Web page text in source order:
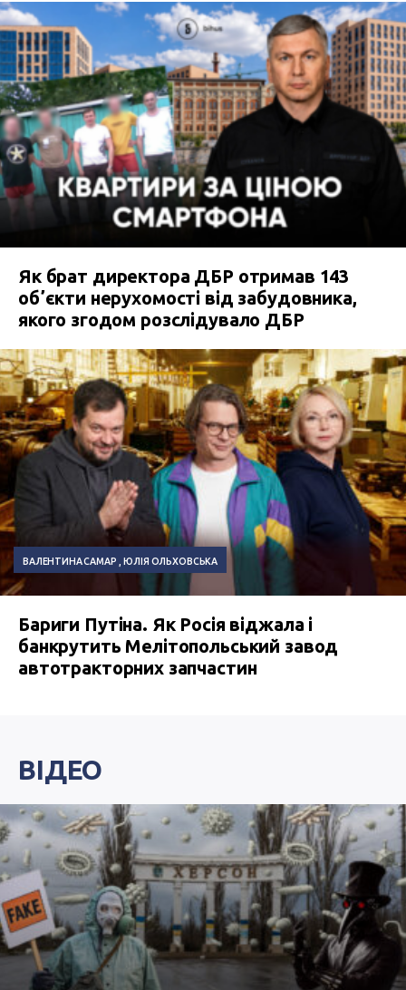
Як брат директора ДБР отримав 143
обʼєкти нерухомості від забудовника,
якого згодом розслідувало ДБР
ВАЛЕНТИНА САМАР ЮЛІЯ ОЛЬХОВСЬКА
Бариги Путіна. Як Росія віджала і
банкрутить Мелітопольський завод
автотракторних запчастин
ВІДЕО